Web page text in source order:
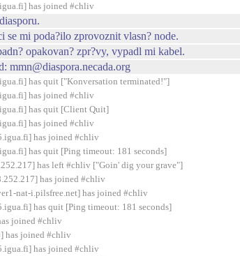
has joined #chliv
se mi poda?ilo zprovoznit vlasn? node.
opakovan? zpr?vy, vypadl mi kabel.
mmn@diaspora.necada.org
has quit ["Konversation terminated!"]
has joined #chliv
has quit [Client Quit]
has joined #chliv
has joined #chliv
has quit [Ping timeout: 181 seconds]
has left #chliv ["Goin' dig your grave"]
has joined #chliv
nat-i.pilsfree.net] has joined #chliv
has quit [Ping timeout: 181 seconds]
joined #chliv
has joined #chliv
has joined #chliv